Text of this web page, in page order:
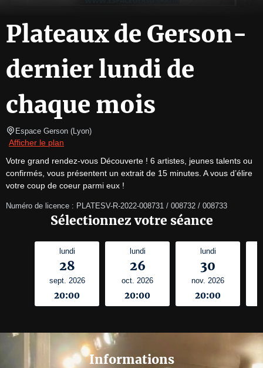
Plateaux de Gerson-
dernier lundi de
chaque mois
Espace Gerson (Lyon)
Afficher le plan
Votre grand rendez-vous Découverte ! 6 artistes, jeunes talents ou
confirmés, vous présentent un extrait de 15 minutes. A vous d’élire
votre coup de coeur parmi eux !
Numéro de licence : PLATESV-R-2022-008731 / 008732 / 008733
Sélectionnez votre séance
lundi
28
sept. 2026
20:00
lundi
26
oct. 2026
20:00
lundi
30
nov. 2026
20:00
Informations